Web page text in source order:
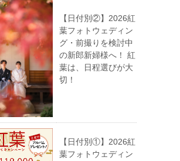
【日付別②】2026紅
葉フォトウェディン
グ・前撮りを検討中
の新郎新婦様へ！ 紅
葉は、日程選びが大
切！
【日付別①】2026紅
葉フォトウェディン